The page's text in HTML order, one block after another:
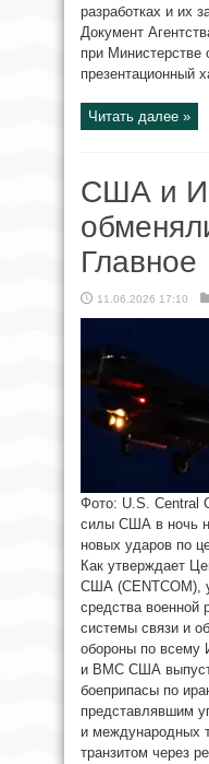
разработках и их
Документ
при Министерстве
презентационный
Читать далее »
США и
Главное
11.06.2026 17:10
Фото: U.S. Central
силы США в ночь
новых ударов по
Как утверждает
США (CENTCOM),
средства военной
системы связи и
обороны по всему
и ВМС США
боеприпасы по
представлявшим
и международных
транзитом через